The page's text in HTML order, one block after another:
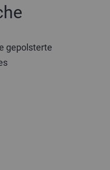
gepolsterte